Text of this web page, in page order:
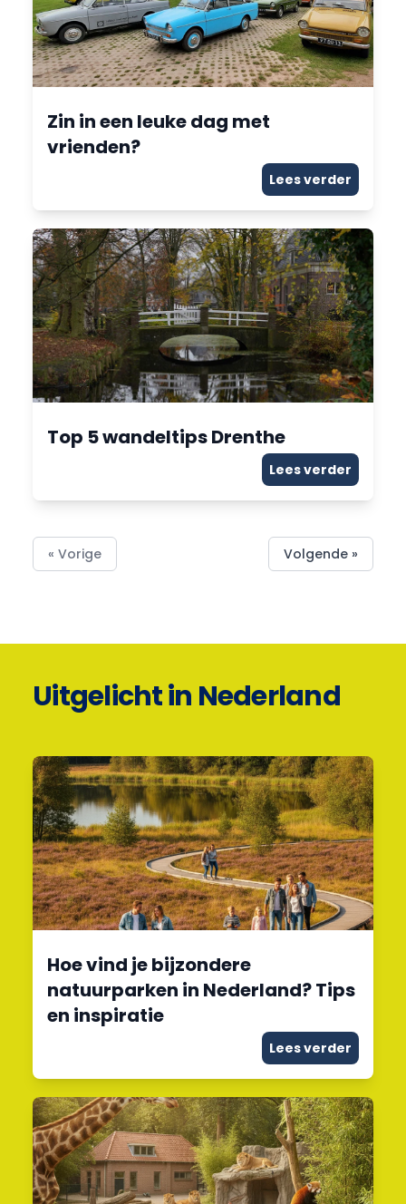
Zin in een leuke dag met
vrienden?
Lees verder
Top 5 wandeltips Drenthe
Lees verder
« Vorige Volgende »
Uitgelicht in Nederland
Hoe vind je bijzondere
natuurparken in Nederland? Tips
en inspiratie
Lees verder